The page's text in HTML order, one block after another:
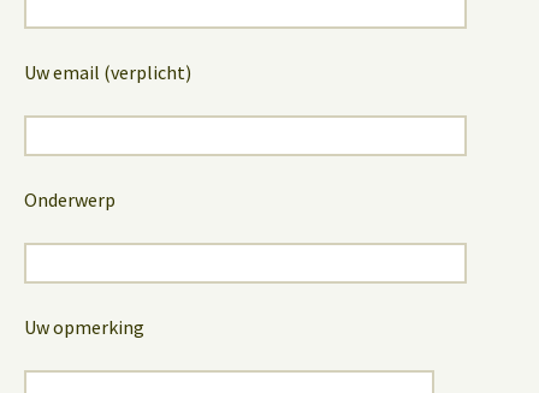
Uw email (verplicht)
Onderwerp
Uw opmerking